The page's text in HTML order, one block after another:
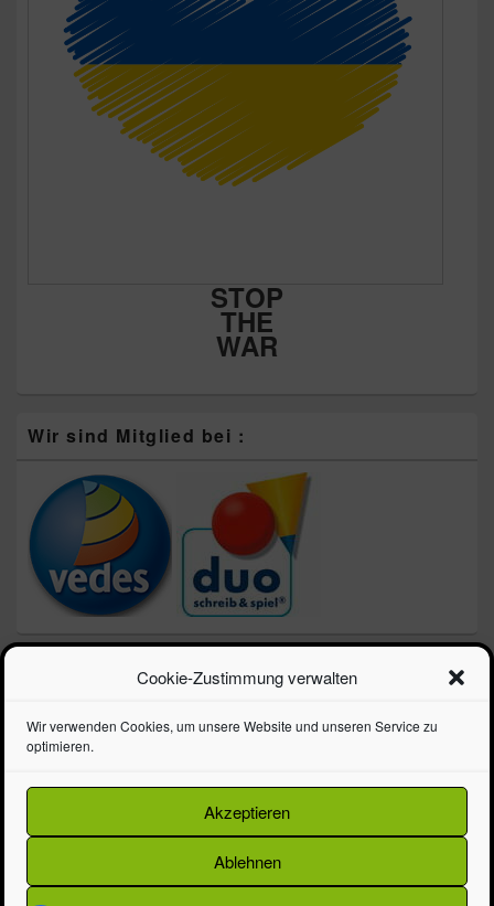
Cookie-Zustimmung verwalten
Wir verwenden Cookies, um unsere Website und unseren Service zu
optimieren.
Akzeptieren
Ablehnen
STOP
THE
WAR
Wir sind Mitglied bei :
Neueste Beiträge
Schulprospekt 2026 – Die Schule geht los!!!
LEGO zum Vatertag – Speed Champions 3 für 2 Aktion
Frohe Ostern! Unser Prospekt ist da
Alles für die Schule im neuen Ranzenprospekt